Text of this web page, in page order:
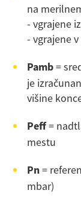
na
- vgrajene
- vgrajene
Pamb=
je
višine
Peff=
mestu
Pn=
mbar)